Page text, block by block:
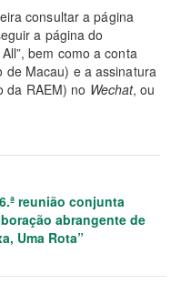
consultar a página
a página do
bem como a conta
de Macau) e a assinatura
da RAEM) no Wechat, ou
reunião conjunta
abrangente de
Uma Rota”